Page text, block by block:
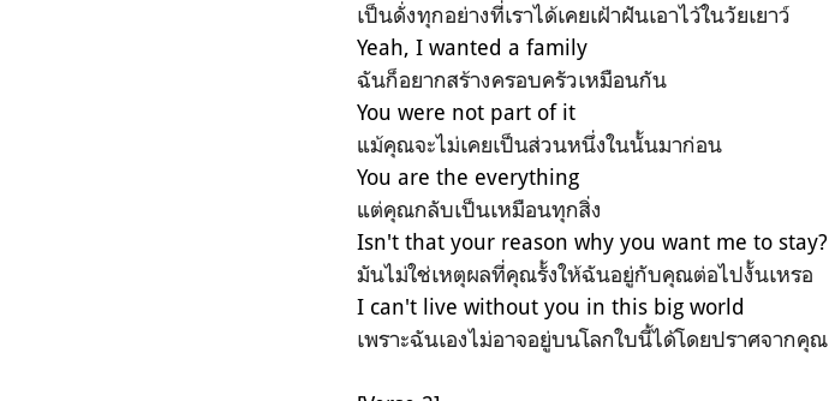
เป็นดั่งทุกอย่างที่เราได้เคยเฝ้าฝันเอาไว้ในวัยเยาว์
Yeah, I wantеd a family
ฉันก็อยากสร้างครอบครัวเหมือนกัน
You were not part of it
แม้คุณจะไม่เคยเป็นส่วนหนึ่งในนั้นมาก่อน
You are thе everything
แต่คุณกลับเป็นเหมือนทุกสิ่ง
Isn't that your reason why you want me to stay?
มันไม่ใช่เหตุผลที่คุณรั้งให้ฉันอยู่กับคุณต่อไปงั้นเหรอ
I can't live without you in this big world
เพราะฉันเองไม่อาจอยู่บนโลกใบนี้ได้โดยปราศจากคุณ